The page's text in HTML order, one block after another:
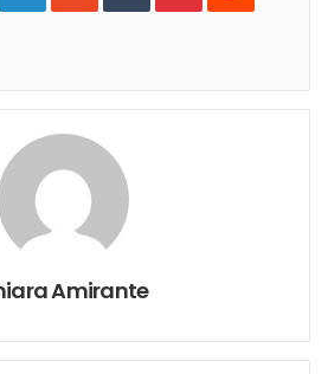
Amirante